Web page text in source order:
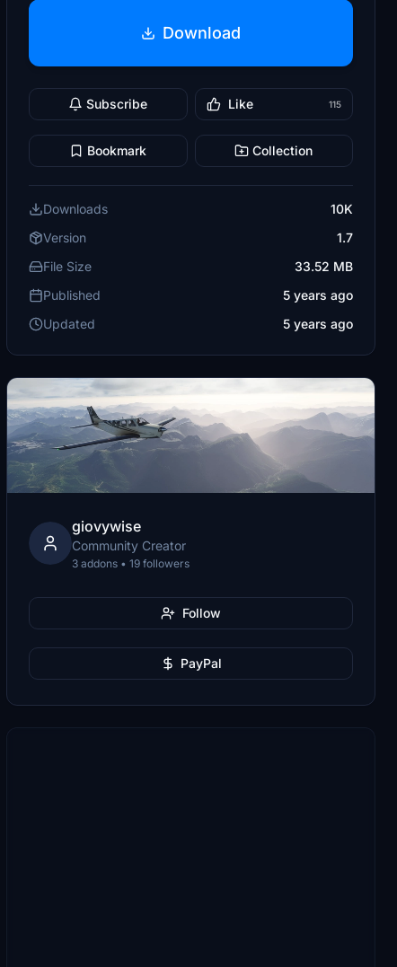
Download
Subscribe Like 115
Bookmark Collection
Downloads
10K
Version
1.7
File Size
33.52 MB
Published
5 years ago
Updated
5 years ago
giovywise
Community Creator
3 addons • 19 followers
Follow
PayPal